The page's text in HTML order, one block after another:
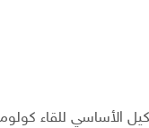
للقاء